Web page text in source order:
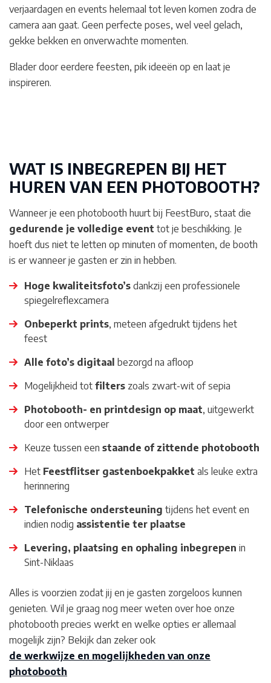
verjaardagen en events helemaal tot leven komen zodra de
camera aan gaat. Geen perfecte poses, wel veel gelach,
gekke bekken en onverwachte momenten.
Blader door eerdere feesten, pik ideeën op en laat je
inspireren.
WAT IS INBEGREPEN BIJ HET
HUREN VAN EEN PHOTOBOOTH?
Wanneer je een photobooth huurt bij FeestBuro, staat die
gedurende je volledige event tot je beschikking. Je
hoeft dus niet te letten op minuten of momenten, de booth
is er wanneer je gasten er zin in hebben.
Hoge kwaliteitsfoto’s dankzij een professionele
spiegelreflexcamera
Onbeperkt prints, meteen afgedrukt tijdens het
feest
Alle foto’s digitaal bezorgd na afloop
Mogelijkheid tot filters zoals zwart-wit of sepia
Photobooth- en printdesign op maat, uitgewerkt
door een ontwerper
Keuze tussen een staande of zittende photobooth
Het Feestflitser gastenboekpakket als leuke extra
herinnering
Telefonische ondersteuning tijdens het event en
indien nodig assistentie ter plaatse
Levering, plaatsing en ophaling inbegrepen in
Sint-Niklaas
Alles is voorzien zodat jij en je gasten zorgeloos kunnen
genieten. Wil je graag nog meer weten over hoe onze
photobooth precies werkt en welke opties er allemaal
mogelijk zijn? Bekijk dan zeker ook
de werkwijze en mogelijkheden van onze
photobooth